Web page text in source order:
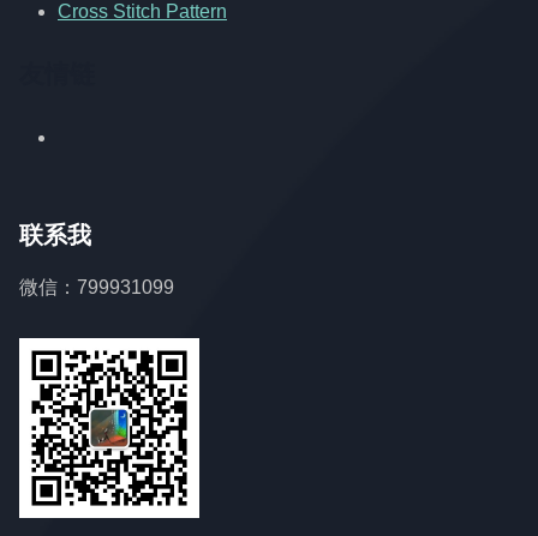
Cross Stitch Pattern
联系我
微信：799931099